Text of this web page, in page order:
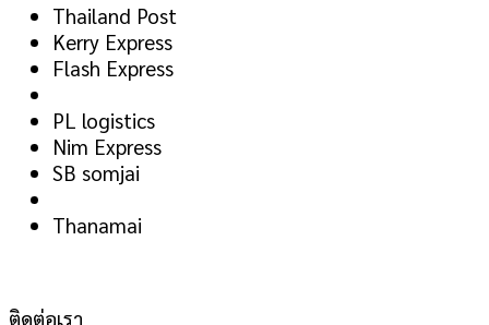
Thailand Post
Kerry Express
Flash Express
PL logistics
Nim Express
SB somjai
Thanamai
ติดต่อเรา